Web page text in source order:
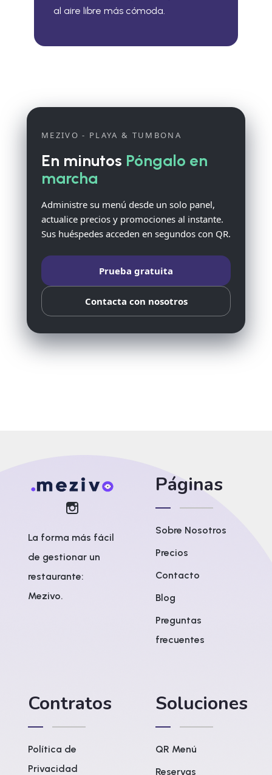
al aire libre más cómoda.
MEZIVO - PLAYA & TUMBONA
En minutos Póngalo en
marcha
Administre su menú desde un solo panel,
actualice precios y promociones al instante.
Sus huéspedes acceden en segundos con QR.
Prueba gratuita
Contacta con nosotros
La forma más fácil
de gestionar un
restaurante:
Mezivo.
Páginas
Sobre Nosotros
Precios
Contacto
Blog
Preguntas
frecuentes
Contratos
Política de
Privacidad
Soluciones
QR Menú
Reservas